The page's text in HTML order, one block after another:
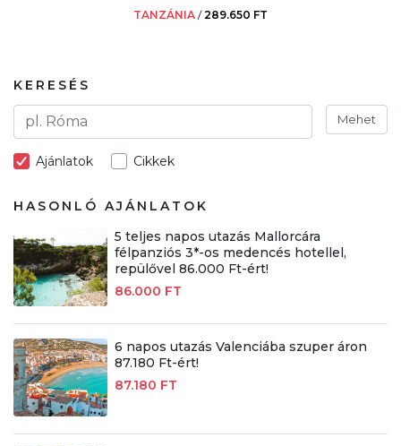
TANZÁNIA /289.650 FT
KERESÉS
Mehet
Ajánlatok Cikkek
HASONLÓ AJÁNLATOK
5 teljes napos utazás Mallorcára
félpanziós 3*-os medencés hotellel,
repülővel 86.000 Ft-ért!
86.000 FT
6 napos utazás Valenciába szuper áron
87.180 Ft-ért!
87.180 FT